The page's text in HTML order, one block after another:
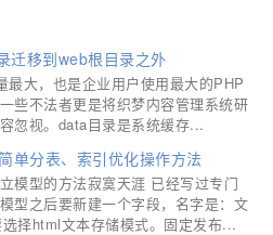
迁移到web根目录之外
最大，也是企业用户使用最大的PHP
些不法者更是将织梦内容管理系统研
忽视。data目录是系统缓存...
单分表、索引优化操作方法
模型的方法寂寞天涯 已经写过专门
型之后要新建一个字段，名字是：文
择html文本存储模式。固定发布...